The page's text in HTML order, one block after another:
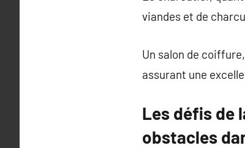
viandes et de
Un salon de
assurant une
Les défis de
obstacles